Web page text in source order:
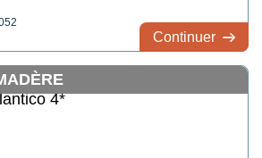
Continuer